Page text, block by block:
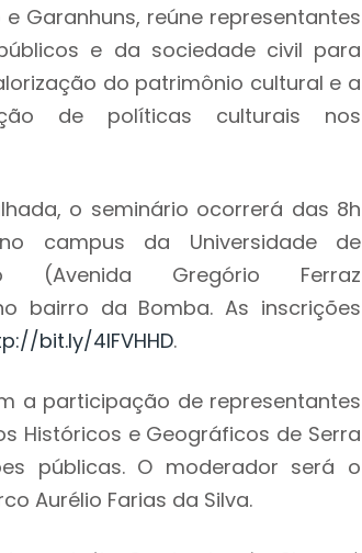
Garanhuns, reúne representantes
e da sociedade civil para
do patrimônio cultural e a
de políticas culturais nos
o seminário ocorrerá das 8h
campus da Universidade de
(Avenida Gregório Ferraz
bairro da Bomba. As inscrições
bit.ly/4lFVHHD.
a participação de representantes
Históricos e Geográficos de Serra
públicas. O moderador será o
Aurélio Farias da Silva.